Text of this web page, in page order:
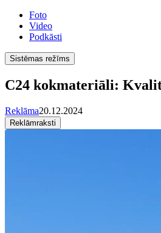
Foto
Video
Podkāsti
Sistēmas režīms
C24 kokmateriāli:
Reklāma20.12.2024
Reklāmraksti